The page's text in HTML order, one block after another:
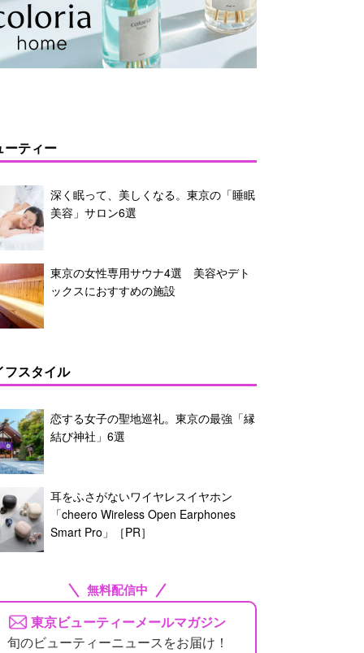
ーティー
深く眠って、美しくなる。東京の「睡眠
美容」サロン6選
東京の女性専用サウナ4選 美容やデト
ックスにおすすめの施設
フスタイル
恋する女子の聖地巡礼。東京の最強「縁
結び神社」6選
耳をふさがないワイヤレスイヤホン
「cheero Wireless Open Earphones
Smart Pro」［PR］
無料配信中
東京ビューティーメールマガジン
旬のビューティーニュースをお届け！